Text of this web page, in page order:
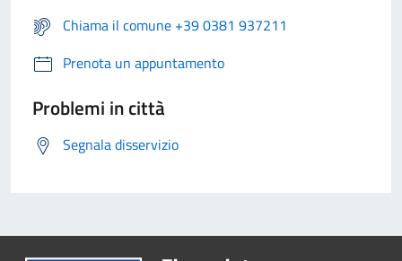
Chiama il comune +39 0381 937211
Prenota un appuntamento
Problemi in città
Segnala disservizio